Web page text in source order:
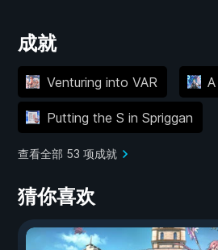
成就
Venturing into VAR
Putting the S in Spriggan
查看全部 53 项成就
猜你喜欢